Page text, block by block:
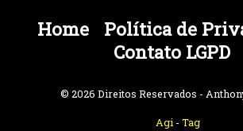
Home
Política de
Contato LGPD
© 2026 Direitos Reservados -
Agi - Tag